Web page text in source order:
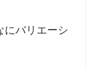
にバリエーシ